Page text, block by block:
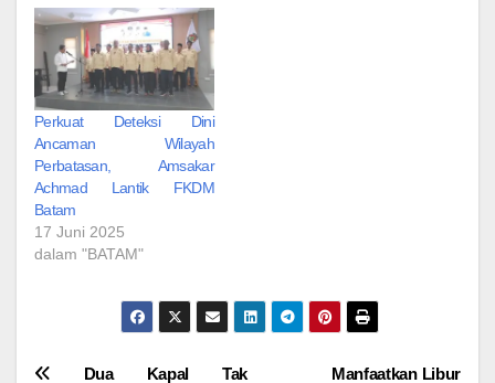
Perkuat Deteksi Dini
Ancaman Wilayah
Perbatasan, Amsakar
Achmad Lantik FKDM
Batam
17 Juni 2025
dalam "BATAM"
Manfaatkan Libur
Dua Kapal Tak